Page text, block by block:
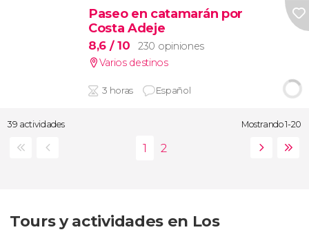
Paseo en catamarán por
Costa Adeje
8,6 / 10
230 opiniones
Varios destinos
3 horas Español
39 actividades Mostrando 1-20
Tours y actividades en Los